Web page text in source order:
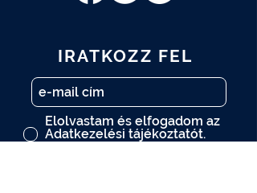
IRATKOZZ FEL
Elolvastam és elfogadom az
Adatkezelési tájékoztatót.
Adatkezelési tájékoztató